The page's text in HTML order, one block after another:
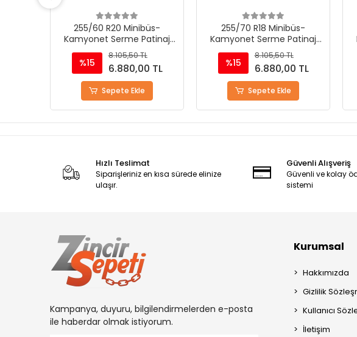
255/60 R20 Minibüs-
Kamyonet Serme Patinaj
Zinciri - M220
%15
8.105,50 TL
6.880,00 TL
Sepete Ekle
255/70 R18 Minibüs-
Kamyonet Serme Patinaj
Zinciri - M220
%15
8.105,50 TL
6.880,00 TL
Sepete Ekle
Hızlı Teslimat
Siparişleriniz en kısa sürede elinize
ulaşır.
Güvenli Alışveriş
Güvenli ve kolay
sistemi
Kampanya, duyuru, bilgilendirmelerden e-posta
ile haberdar olmak istiyorum.
Kurumsal
Hakkımızda
Gizlilik
Kullanıcı
İletişim